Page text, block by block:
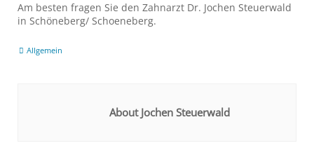
Am besten fragen Sie den Zahnarzt Dr. Jochen Steuerwald
in Schöneberg/ Schoeneberg.
Allgemein
About Jochen Steuerwald